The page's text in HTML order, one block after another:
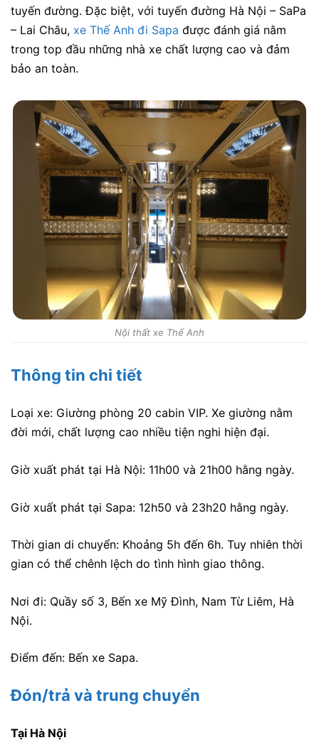
tuyến đường. Đặc biệt, với tuyến đường Hà Nội – SaPa
– Lai Châu, xe Thế Anh đi Sapa được đánh giá nằm
trong top đầu những nhà xe chất lượng cao và đảm
bảo an toàn.
Nội thất xe Thế Anh
Thông tin chi tiết
Loại xe: Giường phòng 20 cabin VIP. Xe giường nằm
đời mới, chất lượng cao nhiều tiện nghi hiện đại.
Giờ xuất phát tại Hà Nội: 11h00 và 21h00 hằng ngày.
Giờ xuất phát tại Sapa: 12h50 và 23h20 hằng ngày.
Thời gian di chuyển: Khoảng 5h đến 6h. Tuy nhiên thời
gian có thể chênh lệch do tình hình giao thông.
Nơi đi: Quầy số 3, Bến xe Mỹ Đình, Nam Từ Liêm, Hà
Nội.
Điểm đến: Bến xe Sapa.
Đón/trả và trung chuyển
Tại Hà Nội